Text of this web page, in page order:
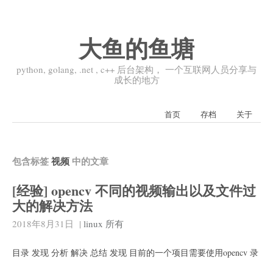
大鱼的鱼塘
python, golang, .net , c++ 后台架构， 一个互联网人员分享与
成长的地方
首页 存档 关于
包含标签视频 中的文章
[经验] opencv 不同的视频输出以及文件过
大的解决方法
2018年8月31日 | linux 所有
目录 发现 分析 解决 总结 发现 目前的一个项目需要使用opencv 录